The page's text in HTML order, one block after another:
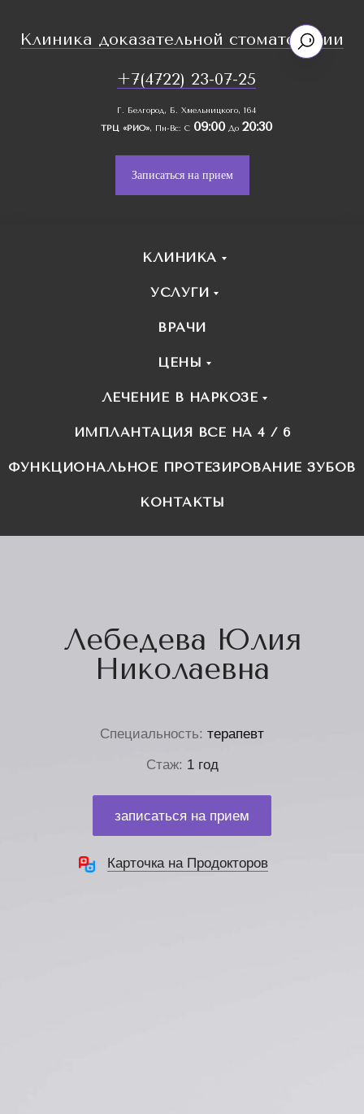
Клиника доказательной стоматологии
+7(4722) 23-07-25
Г. Белгород, Б. Хмельницкого, 164
ТРЦ «РИО», Пн-Вс: С 09:00До 20:30
Записаться на прием
КЛИНИКА
УСЛУГИ
ВРАЧИ
ЦЕНЫ
ЛЕЧЕНИЕ В НАРКОЗЕ
ИМПЛАНТАЦИЯ ВСЕ НА 4 / 6
ФУНКЦИОНАЛЬНОЕ ПРОТЕЗИРОВАНИЕ ЗУБОВ
КОНТАКТЫ
Лебедева Юлия
Николаевна
Специальность: терапевт
Стаж: 1 год
записаться на прием
Карточка на Продокторов